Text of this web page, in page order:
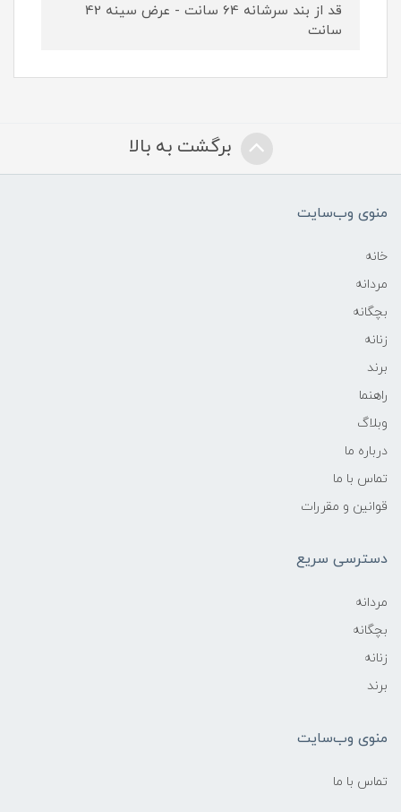
قد از بند سرشانه 64 سانت - عرض سینه 42
سانت
برگشت به بالا
منوی وب‌سایت
خانه
مردانه
بچگانه
زنانه
برند
راهنما
وبلاگ
درباره ما
تماس با ما
قوانین و مقررات
دسترسی سریع
مردانه
بچگانه
زنانه
برند
منوی وب‌سایت
تماس با ما